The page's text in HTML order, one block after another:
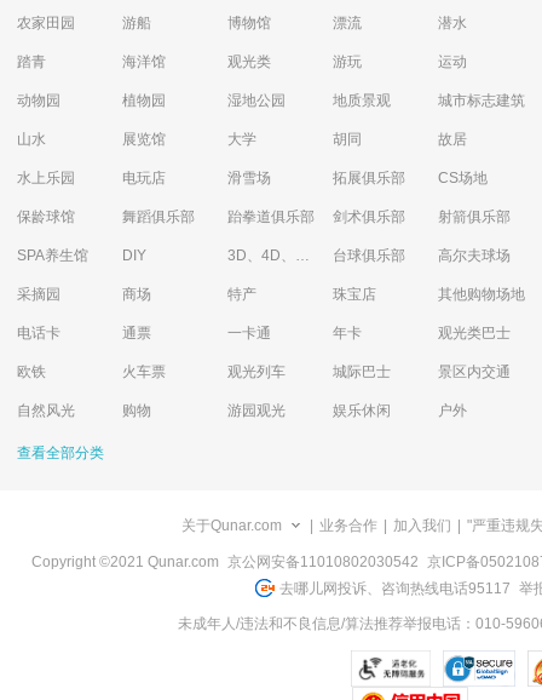
农家田园 游船 博物馆 漂流 潜水
踏青 海洋馆 观光类 游玩 运动
动物园 植物园 湿地公园 地质景观 城市标志建筑
山水 展览馆 大学 胡同 故居
水上乐园 电玩店 滑雪场 拓展俱乐部 CS场地
保龄球馆 舞蹈俱乐部 跆拳道俱乐部 剑术俱乐部 射箭俱乐部
SPA养生馆 DIY 3D、4D、5D艺术体验馆 台球俱乐部 高尔夫球场
采摘园 商场 特产 珠宝店 其他购物场地
电话卡 通票 一卡通 年卡 观光类巴士
欧铁 火车票 观光列车 城际巴士 景区内交通
自然风光 购物 游园观光 娱乐休闲 户外
查看全部分类
关于Qunar.com 业务合作 加入我们 "严重违规
Copyright ©2021 Qunar.com 京公网安备11010802030542 京ICP备
去哪儿网投诉、咨询热线电话95117 举
未成年人/违法和不良信息/算法推荐举报电话：010-